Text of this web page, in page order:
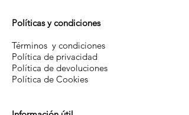
Políticas y condiciones
Términos y condiciones
Política de privacidad
Política de devoluciones
Política de Cookies